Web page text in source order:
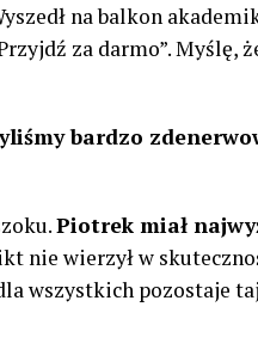
na balkon
za darmo”. Myślę,
bardzo
Piotrek miał
nie wierzył w
wszystkich pozostaje